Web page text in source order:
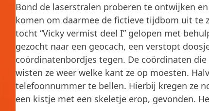
Bond de laserstralen proberen te ontwijken
komen om daarmee de fictieve tijdbom uit te
tocht “Vicky vermist deel I” gelopen met
gezocht naar een geocach, een verstopt
coördinatenbordjes tegen. De coördinaten
wisten ze weer welke kant ze op moesten.
telefoonnummer te bellen. Hierbij kregen ze
een kistje met een skeletje erop, gevonden.